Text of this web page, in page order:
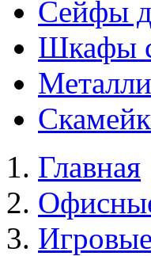
Сейфы
Шкафы
Главная